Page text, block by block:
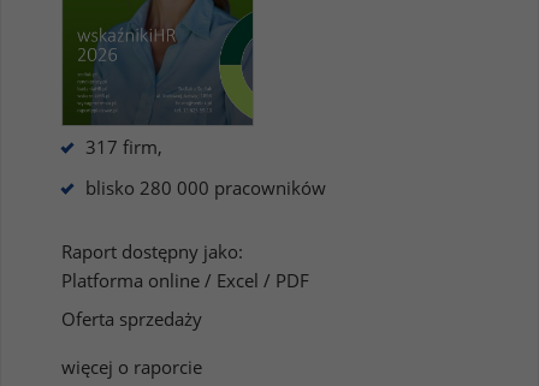
317 firm,
blisko 280 000 pracowników
Raport dostępny jako:
Platforma online / Excel / PDF
Oferta sprzedaży
więcej o raporcie